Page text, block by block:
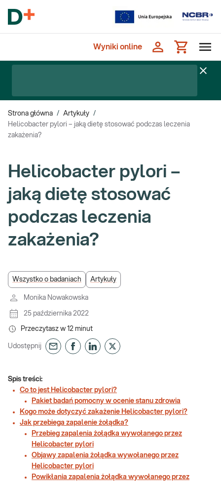
Wyniki online
Strona główna / Artykuły /
Helicobacter pylori – jaką dietę stosować podczas leczenia
zakażenia?
Helicobacter pylori –
jaką dietę stosować
podczas leczenia
zakażenia?
Wszystko o badaniach Artykuły
Monika Nowakowska
25 października 2022
Przeczytasz w 12 minut
Udostępnij
Spis treści:
Co to jest Helicobacter pylori?
Pakiet badań pomocny w ocenie stanu zdrowia
Kogo może dotyczyć zakażenie Helicobacter pylori?
Jak przebiega zapalenie żołądka?
Przebieg zapalenia żołądka wywołanego przez
Helicobacter pylori
Objawy zapalenia żołądka wywołanego przez
Helicobacter pylori
Powikłania zapalenia żołądka wywołanego przez